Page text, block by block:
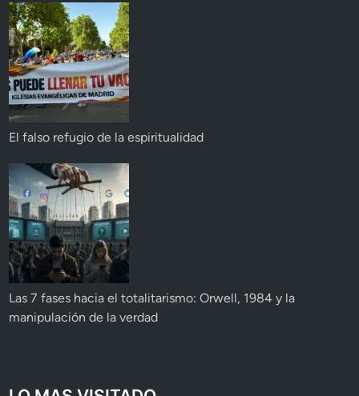
El falso refugio de la espiritualidad
Las 7 fases hacia el totalitarismo: Orwell, 1984 y la
manipulación de la verdad